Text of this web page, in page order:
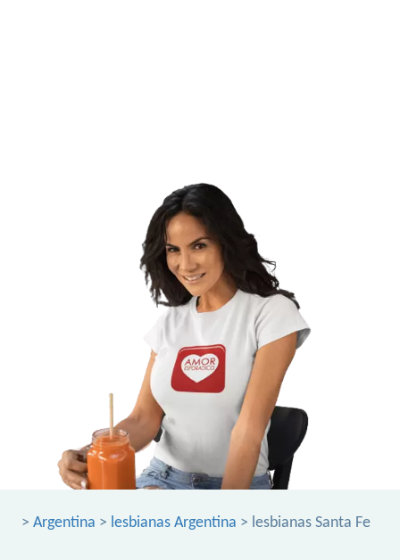
> Argentina > lesbianas Argentina > lesbianas Santa Fe